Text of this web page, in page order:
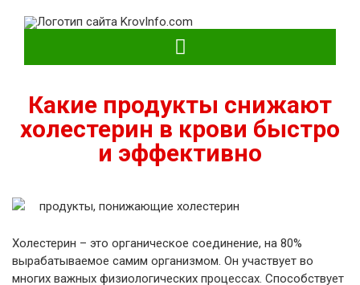
KrovInfo.com
Медицинский сайт о кровеносной системе.
Какие продукты снижают
холестерин в крови быстро
и эффективно
Холестерин – это органическое соединение, на 80%
вырабатываемое самим организмом. Он участвует во
многих важных физиологических процессах. Способствует